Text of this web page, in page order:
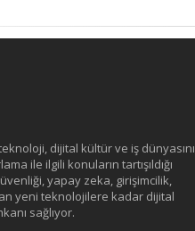
dijital kültür ve iş dünyasını
ile ilgili konuların tartışıldığı
yapay zeka, girişimcilik,
yeni teknolojilere kadar dijital
sağlıyor.